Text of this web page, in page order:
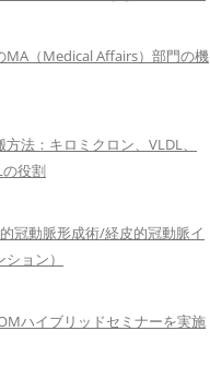
MA（Medical Affairs）部門の機
法：キロミクロン、VLDL、
の役割
冠動脈形成術/経皮的冠動脈イ
ョン）
ハイブリッドセミナーを実施